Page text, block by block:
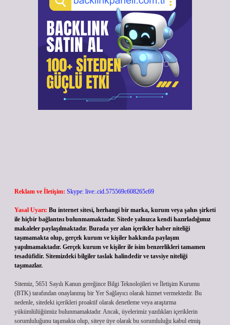
Reklam ve İletişim: Skype: live:.cid.575569c608265c69
Yasal Uyarı: Bu internet sitesi, herhangi bir marka, kurum veya şahıs şirketi
ile hiçbir bağlantısı bulunmamaktadır. Sitede yalnızca kendi hazırladığımız
makaleler paylaşılmaktadır. Burada yer alan içerikler haber niteliği
taşımamakta olup, gerçek kurum ve kişiler hakkında paylaşım
yapılmamaktadır. Gerçek kurum ve kişiler ile isim benzerlikleri tamamen
tesadüfidir. Sitemizdeki bilgiler taslak halindedir ve tavsiye niteliği
taşımazlar.
Sitemiz, 5651 Sayılı Kanun gereğince Bilgi Teknolojileri ve İletişim Kurumu
(BTK) tarafından onaylanmış bir Yer Sağlayıcı olarak hizmet vermektedir. Bu
nedenle, sitedeki içerikleri proaktif olarak denetleme veya araştırma
yükümlülüğümüz bulunmamaktadır. Ancak, üyelerimiz yazdıkları içeriklerin
sorumluluğunu taşımakta olup, siteye üye olarak bu sorumluluğu kabul etmiş